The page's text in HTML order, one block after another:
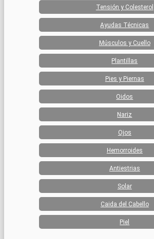
Tensión y Colesterol
Ayudas Técnicas
Músculos y Cuello
Plantillas
Pies y Piernas
Oidos
Nariz
Ojos
Hemorroides
Antiestrias
Solar
Caida del Cabello
Piel